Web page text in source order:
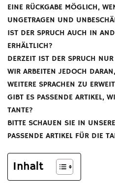
EINE RÜCKGABE MÖGLICH,
UNGETRAGEN UND
IST DER SPRUCH AUCH IN
ERHÄLTLICH?
DERZEIT IST DER SPRUCH
WIR ARBEITEN JEDOCH
WEITERE SPRACHEN ZU
GIBT ES PASSENDE ARTIKEL,
TANTE?
BITTE SCHAUEN SIE IN
PASSENDE ARTIKEL FÜR DIE
Inhalt